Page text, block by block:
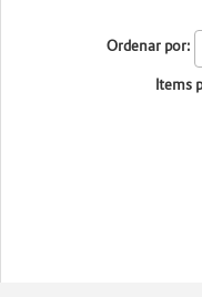
Ordenar por:
Items